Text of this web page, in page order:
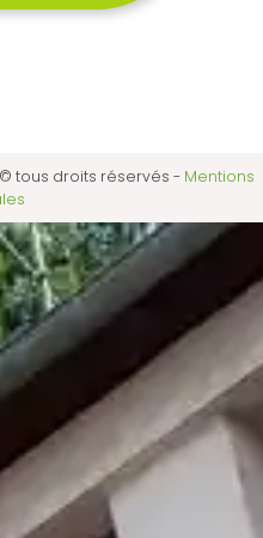
tous droits réservés - Mentions